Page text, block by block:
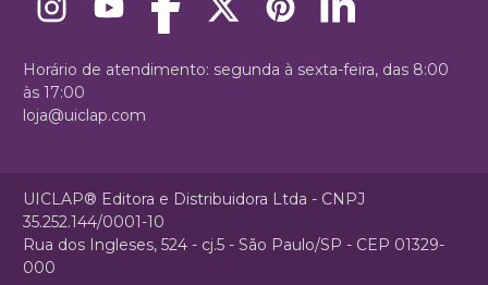
Horário de atendimento: segunda à sexta-feira, das 8:00
às 17:00
loja@uiclap.com
UICLAP® Editora e Distribuidora Ltda - CNPJ
35.252.144/0001-10
Rua dos Ingleses, 524 - cj.5 - São Paulo/SP - CEP 01329-
000